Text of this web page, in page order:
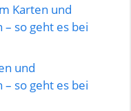
Karten und
so geht es bei
und
so geht es bei